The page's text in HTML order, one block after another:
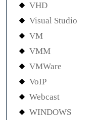
VHD
Visual Studio
VM
VMM
VMWare
VoIP
Webcast
WINDOWS